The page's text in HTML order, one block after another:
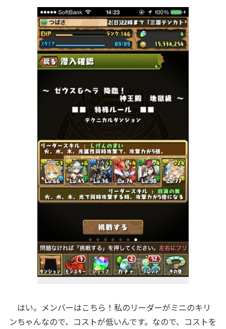
はい。メンバーはこちら！私のリーダーがミニのキリ
ンちゃんなので、コストが低いんです。なので、コストを